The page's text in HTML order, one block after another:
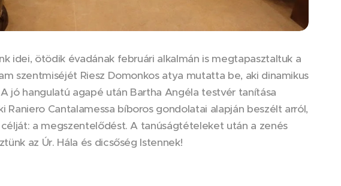
idei, ötödik évadának februári alkalmán is megtapasztaltuk a
szentmiséjét Riesz Domonkos atya mutatta be, aki dinamikus
jó hangulatú agapé után Bartha Angéla testvér tanítása
Cantalamessa bíboros gondolatai alapján beszélt arról,
a megszentelődést. A tanúságtételeket után a zenés
az Úr. Hála és dicsőség Istennek!